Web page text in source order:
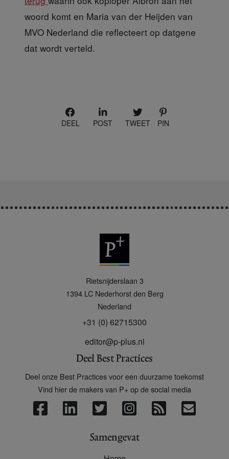
woord komt en Maria van der Heijden van
MVO Nederland die reflecteert op datgene
dat wordt verteld.
DEEL POST TWEET PIN
Rietsnijderslaan 3
1394 LC Nederhorst den Berg
Nederland
+31 (0) 62715300
editor@p-plus.nl
Deel Best Practices
Deel onze Best Practices voor een duurzame toekomst
Vind hier de makers van P+ op de social media
Samengevat